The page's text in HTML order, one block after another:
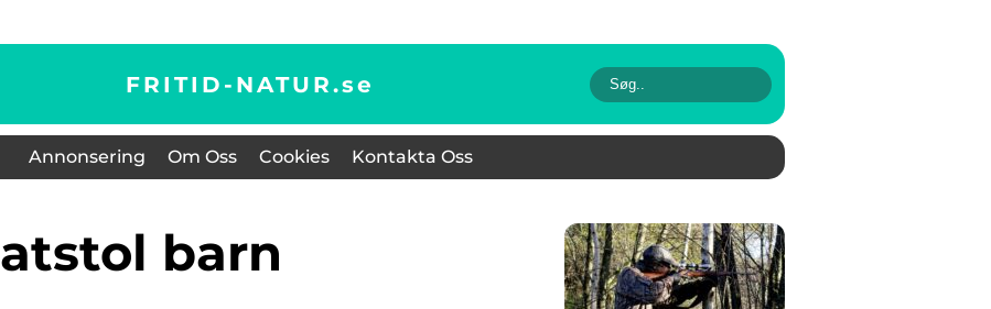
FRITID-NATUR.se
Annonsering Om Oss Cookies Kontakta Oss
matstol barn